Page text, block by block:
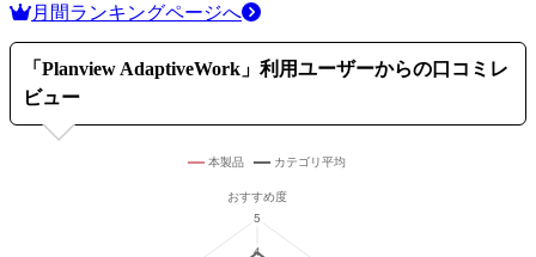
月間ランキングページへ
「 Planview AdaptiveWork 」利用ユーザーからの口コミレ
ビュー